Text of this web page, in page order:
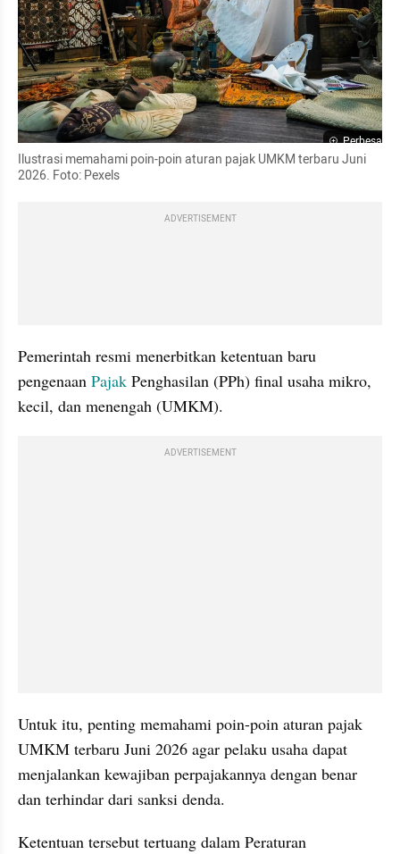
Perbesar
Ilustrasi memahami poin-poin aturan pajak UMKM terbaru Juni
2026. Foto: Pexels
ADVERTISEMENT
Pemerintah resmi menerbitkan ketentuan baru
pengenaan Pajak Penghasilan (PPh) final usaha mikro,
kecil, dan menengah (UMKM).
ADVERTISEMENT
Untuk itu, penting memahami poin-poin aturan pajak
UMKM terbaru Juni 2026 agar pelaku usaha dapat
menjalankan kewajiban perpajakannya dengan benar
dan terhindar dari sanksi denda.
Ketentuan tersebut tertuang dalam Peraturan